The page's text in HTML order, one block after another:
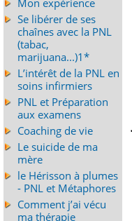
Mon expérience
Se libérer de ses
chaînes avec la PNL
(tabac,
marijuana...)1*
L’intérêt de la PNL en
soins infirmiers
PNL et Préparation
aux examens
Coaching de vie
Le suicide de ma
mère
le Hérisson à plumes
- PNL et Métaphores
Comment j’ai vécu
ma thérapie